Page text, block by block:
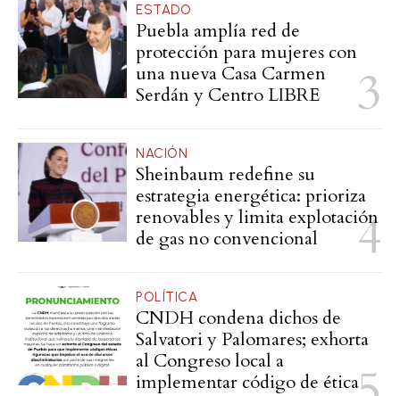
ESTADO
Puebla amplía red de
protección para mujeres con
una nueva Casa Carmen
Serdán y Centro LIBRE
NACIÓN
Sheinbaum redefine su
estrategia energética: prioriza
renovables y limita explotación
de gas no convencional
POLÍTICA
CNDH condena dichos de
Salvatori y Palomares; exhorta
al Congreso local a
implementar código de ética